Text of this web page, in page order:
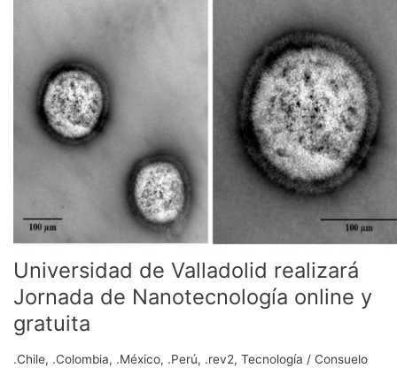
Universidad de Valladolid realizará
Jornada de Nanotecnología online y
gratuita
.Chile, .Colombia, .México, .Perú, .rev2, Tecnología / Consuelo
Nanotecnología
online
gratuita